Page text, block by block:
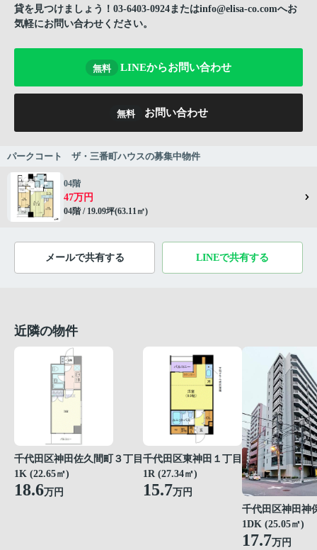
貸を見つけましょう！03-6403-0924またはinfo@elisa-co.comへお
気軽にお問い合わせください。
無料 LINEからお問い合わせ
無料 お問い合わせ
パークコート ザ・三番町ハウスの募集中物件
04階
47万円
04階 / 19.09坪(63.11㎡)
メールで共有する LINEで共有する
近隣の物件
千代田区神田佐久間町３丁目
1K (22.65㎡)
18.6万円
千代田区東神田１丁目
1R (27.34㎡)
15.7万円
千代田区神田神
1DK (25.05㎡)
17.7万円